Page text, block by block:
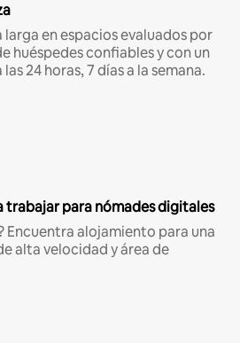
en espacios evaluados por
huéspedes confiables y con un
24 horas, 7 días a la semana.
trabajar para nómades digitales
Encuentra alojamiento para una
alta velocidad y área de